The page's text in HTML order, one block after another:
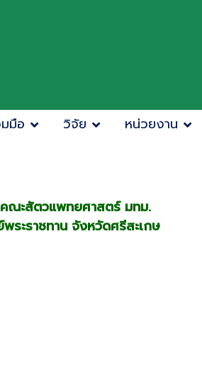
มือ วิจัย หน่วยงาน
ณะสัตวแพทยศาสตร์ มทม.
ะราชทาน จังหวัดศรีสะเกษ